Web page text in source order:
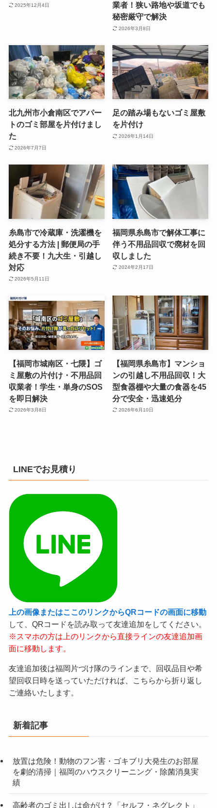
2025年12月4日
業者！狭い路地や坂道でも
秘密厳守で解決
2026年3月8日
北九州市小倉南区でアパー
トのゴミ部屋を片付けまし
た
2026年7月7日
足の踏み場もないゴミ屋敷
を片付け
2026年1月14日
糸島市で冷蔵庫・洗濯機を
処分する方法 | 郵便局の手
続き不要！九大生・引越し
対応
2026年5月11日
福岡県糸島市で解体工事に
伴う不用品回収で廃材を回
収しました
2024年2月17日
【福岡市城南区・七隈】ゴ
ミ屋敷の片付け・不用品回
収業者！学生・単身のSOS
を即日解決
2026年3月8日
【福岡県糸島市】マンショ
ンの引越し不用品回収！大
型食器棚や大量の食器を45
分で安全・迅速処分
2026年6月10日
LINEでお見積り
上の画像またはここのリンクからQRコードの画面に移動
して、QRコードを読み取って友達追加をしてください。
※スマホの方は上のリンクから直接ラインの友達追加画
面に移動します。
友達追加後は福岡片づけ隊のラインまで、回収品目や希
望回収日時を送っていただければ、こちらから折り返し
ご連絡いたします。
新着記事
放置は危険！動物のフン害・ゴキブリ大発生のお部屋
を劇的清掃｜福岡のハウスクリーニング・除菌消臭実
績
高齢者のゴミ出しは命がけ？「セルフ・ネグレクト」